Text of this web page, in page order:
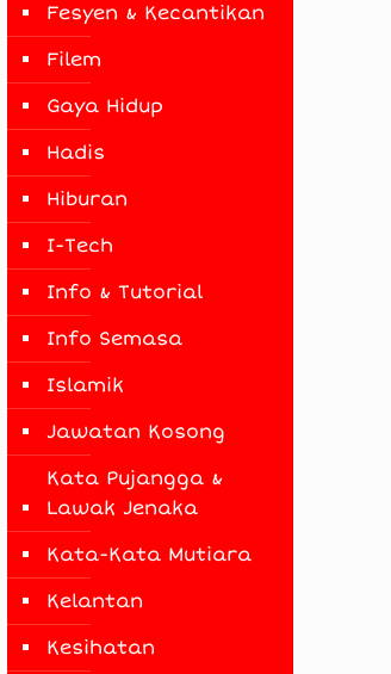
Fesyen & Kecantikan
Filem
Gaya Hidup
Hadis
Hiburan
I-Tech
Info & Tutorial
Info Semasa
Islamik
Jawatan Kosong
Kata Pujangga &
Lawak Jenaka
Kata-Kata Mutiara
Kelantan
Kesihatan